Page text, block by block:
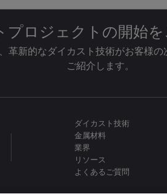
プロジェクトの開始
革新的なダイカスト技術がお客様
ご紹介します。
ダイカスト技術
金属材料
業界
リソース
よくあるご質問